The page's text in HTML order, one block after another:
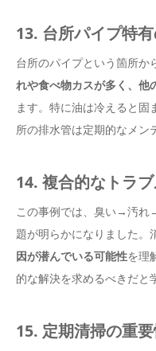
13. 台所パイプ特
台所のパイプという箇所か
れや食べ物カスが多く、他
ます。特に油は冷えると固
所の排水管は定期的なメン
14. 複合的なトラ
この事例では、臭い→汚
題が明らかになりました。
因が潜んでいる可能性を理
的な解決を求めるべきだと
15. 定期清掃の重